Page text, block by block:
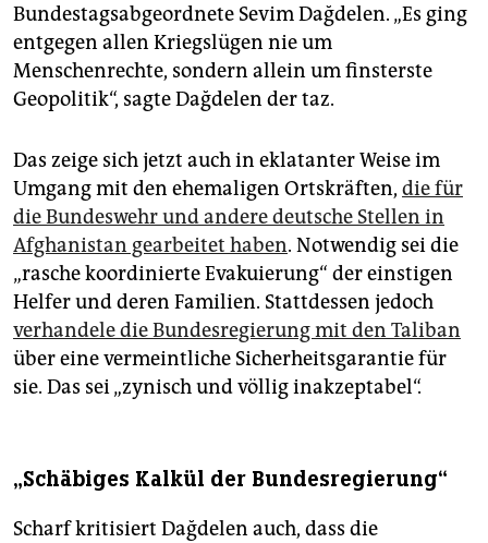
Bundestagsabgeordnete Sevim Dağdelen. „Es ging
entgegen allen Kriegslügen nie um
Menschenrechte, sondern allein um finsterste
Geopolitik“, sagte Dağdelen der taz.
Das zeige sich jetzt auch in eklatanter Weise im
Umgang mit den ehemaligen Ortskräften, die für
die Bundeswehr und andere deutsche Stellen in
Afghanistan gearbeitet haben. Notwendig sei die
„rasche koordinierte Evakuierung“ der einstigen
Helfer und deren Familien. Stattdessen jedoch
verhandele die Bundesregierung mit den Taliban
über eine vermeintliche Sicherheitsgarantie für
sie. Das sei „zynisch und völlig inakzeptabel“.
„Schäbiges Kalkül der Bundesregierung“
Scharf kritisiert Dağdelen auch, dass die